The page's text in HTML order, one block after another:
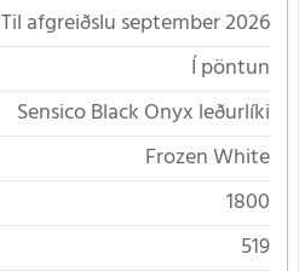
Til afgreiðslu september 2026
Í pöntun
Sensico Black Onyx leðurlíki
Frozen White
1800
519